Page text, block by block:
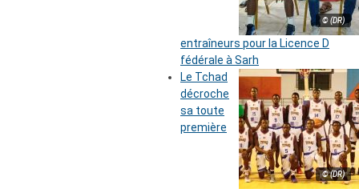
© (DR)
entraîneurs pour la Licence D
fédérale à Sarh
© (DR)
Le Tchad
décroche
sa toute
première